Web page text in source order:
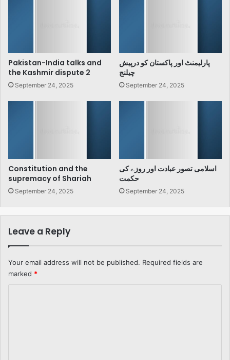
Pakistan-India talks and
the Kashmir dispute 2
September 24, 2025
پارلیمنٹ اور پاکستان کو درپیش
چیلنج
September 24, 2025
Constitution and the
supremacy of Shariah
September 24, 2025
اسلامی تصور عبادت اور روزے کی
حکمت
September 24, 2025
Leave a Reply
Your email address will not be published. Required fields are
marked *